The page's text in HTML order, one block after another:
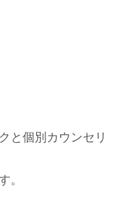
と個別カウンセリ
。